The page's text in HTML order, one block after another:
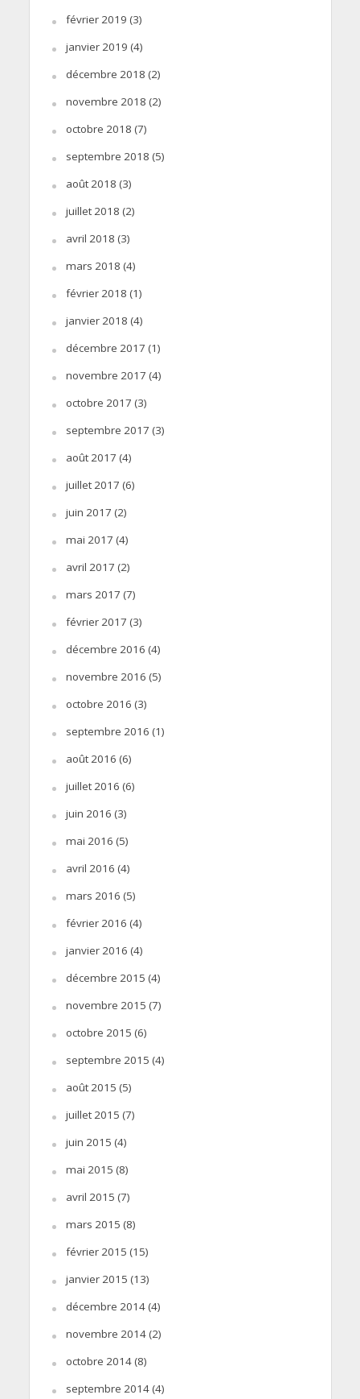
février 2019 (3)
janvier 2019 (4)
décembre 2018 (2)
novembre 2018 (2)
octobre 2018 (7)
septembre 2018 (5)
août 2018 (3)
juillet 2018 (2)
avril 2018 (3)
mars 2018 (4)
février 2018 (1)
janvier 2018 (4)
décembre 2017 (1)
novembre 2017 (4)
octobre 2017 (3)
septembre 2017 (3)
août 2017 (4)
juillet 2017 (6)
juin 2017 (2)
mai 2017 (4)
avril 2017 (2)
mars 2017 (7)
février 2017 (3)
décembre 2016 (4)
novembre 2016 (5)
octobre 2016 (3)
septembre 2016 (1)
août 2016 (6)
juillet 2016 (6)
juin 2016 (3)
mai 2016 (5)
avril 2016 (4)
mars 2016 (5)
février 2016 (4)
janvier 2016 (4)
décembre 2015 (4)
novembre 2015 (7)
octobre 2015 (6)
septembre 2015 (4)
août 2015 (5)
juillet 2015 (7)
juin 2015 (4)
mai 2015 (8)
avril 2015 (7)
mars 2015 (8)
février 2015 (15)
janvier 2015 (13)
décembre 2014(4)
novembre 2014(2)
octobre 2014(8)
septembre 2014(4)